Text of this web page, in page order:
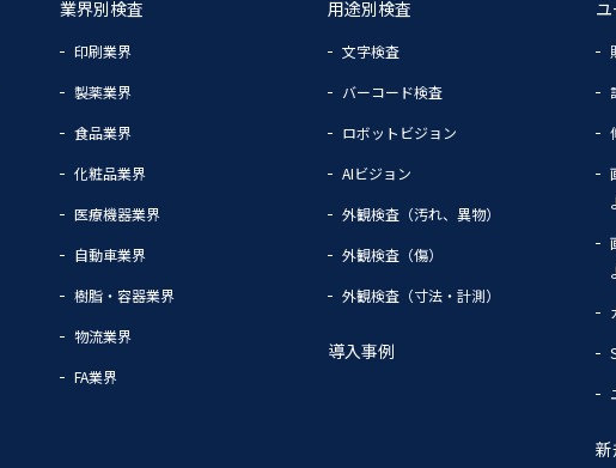
業界別検査
印刷業界
製薬業界
食品業界
化粧品業界
医療機器業界
自動車業界
樹脂・容器業界
物流業界
FA業界
用途別検査
文字検査
バーコード検査
ロボットビジョン
AIビジョン
外観検査（汚れ、異物）
外観検査（傷）
外観検査（寸法・計測）
導入事例